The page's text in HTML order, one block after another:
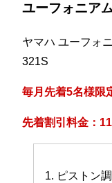
ユーフォニア
ヤマハ ユーフォ
321S
毎月先着5名様限
先着割引料金：
1. ピストン